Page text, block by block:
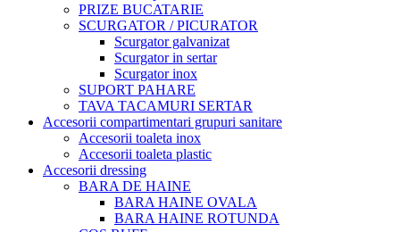
PRIZE BUCATARIE
SCURGATOR / PICURATOR
Scurgator galvanizat
Scurgator in sertar
Scurgator inox
SUPORT PAHARE
TAVA TACAMURI SERTAR
Accesorii compartimentari grupuri sanitare
Accesorii toaleta inox
Accesorii toaleta plastic
Accesorii dressing
BARA DE HAINE
BARA HAINE OVALA
BARA HAINE ROTUNDA